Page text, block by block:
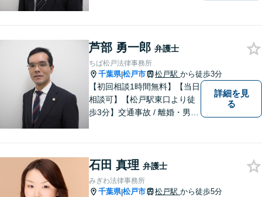
ビスを提供致します。
芦部 勇一郎 弁護士
ちば松戸法律事務所
千葉県|松戸市 松戸駅 から徒歩3分
【初回相談1時間無料】【当日
相談可】【松戸駅東口より徒
歩3分】交通事故 / 離婚・男女
ます。ぜひ、お気軽にお越し
ください。
詳細を見
る
石田 真理 弁護士
みぎわ法律事務所
千葉県|松戸市 松戸駅 から徒歩5分